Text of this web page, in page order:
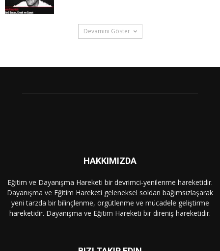
Devamını Göster
HAKKIMIZDA
Eğitim ve Dayanışma Hareketi bir devrimci-yenilenme hareketidir.
Dayanışma ve Eğitim Hareketi geleneksel soldan bağımsızlaşarak
yeni tarzda bir bilinçlenme, örgütlenme ve mücadele geliştirme
hareketidir. Dayanışma ve Eğitim Hareketi bir direniş hareketidir.